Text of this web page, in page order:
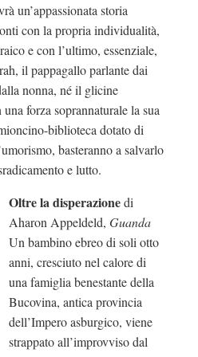
un’appassionata storia
con la propria individualità,
e con l’ultimo, essenziale,
il pappagallo parlante dai
nonna, né il glicine
forza soprannaturale la sua
biblioteca dotato di
basteranno a salvarlo
e lutto.
Oltre la disperazionedi
Aharon Appeldeld, Guanda
Un bambino ebreo di soli otto
anni, cresciuto nel calore di
una famiglia benestante della
Bucovina, antica provincia
dell’Impero asburgico, viene
strappato all’improvviso dal